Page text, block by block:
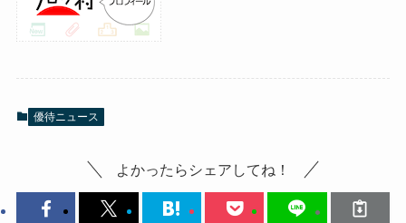
優待ニュース
よかったらシェアしてね！